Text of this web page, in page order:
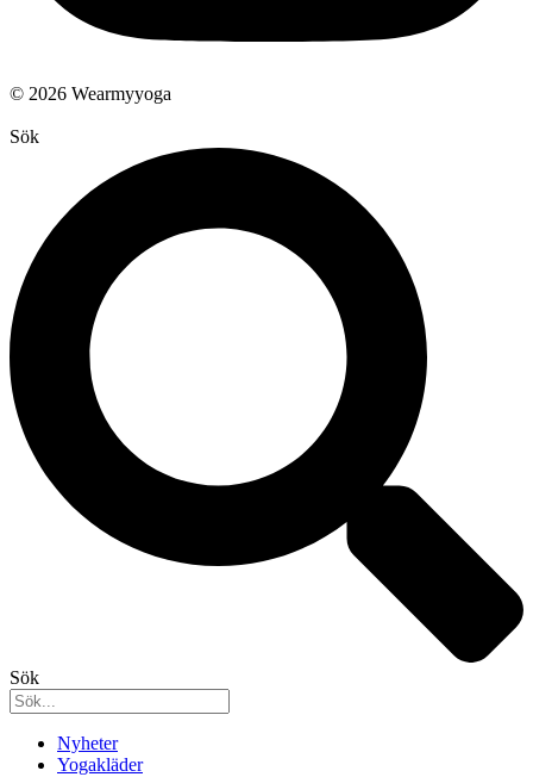
© 2026 Wearmyyoga
Sök
Sök
Nyheter
Yogakläder